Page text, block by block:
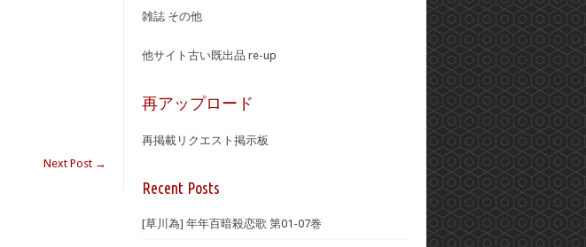
Next Post →
雑誌 その他
他サイト古い既出品 re-up
再アップロード
再掲載リクエスト掲示板
Recent Posts
[草川為] 年年百暗殺恋歌 第01-07巻